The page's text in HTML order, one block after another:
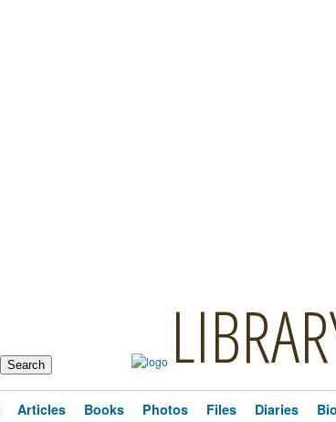
Articles Books Photos Files Diaries